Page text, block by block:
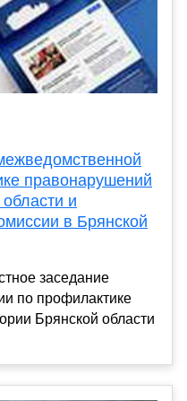
правонарушений
и
в Брянской
заседание
по профилактике
Брянской области